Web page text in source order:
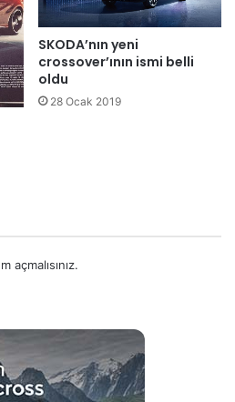
SKODA’nın yeni
crossover’ının ismi belli
oldu
28 Ocak 2019
açmalısınız.